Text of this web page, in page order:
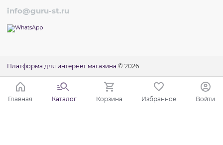
info@guru-st.ru
Платформа для интернет магазина © 2026
Главная Каталог Корзина Избранное Войти